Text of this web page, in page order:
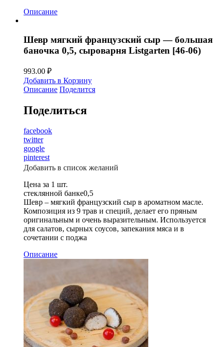
Описание
Шевр мягкий французский сыр — большая
баночка 0,5, сыроварня Listgarten [46-06)
993.00 ₽
Добавить в Корзину
Описание Поделится
Поделиться
facebook
twitter
google
pinterest
Добавить в список желаний
Цена за 1 шт.
стеклянной банке0,5
Шевр – мягкий французский сыр в ароматном масле.
Композиция из 9 трав и специй, делает его пряным
оригинальным и очень выразительным. Используется
для салатов, сырных соусов, запекания мяса и в
сочетании с поджа
Описание